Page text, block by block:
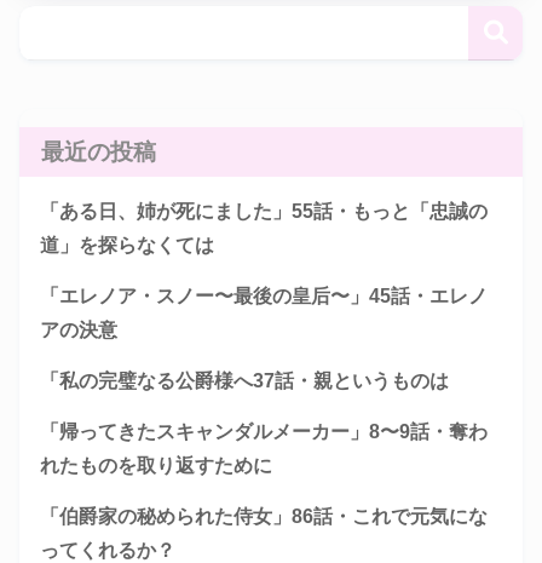
最近の投稿
「ある日、姉が死にました」55話・もっと「忠誠の
道」を探らなくては
「エレノア・スノー〜最後の皇后〜」45話・エレノ
アの決意
「私の完璧なる公爵様へ37話・親というものは
「帰ってきたスキャンダルメーカー」8〜9話・奪わ
れたものを取り返すために
「伯爵家の秘められた侍女」86話・これで元気にな
ってくれるか？